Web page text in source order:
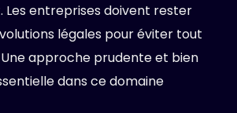
entreprises doivent rester
légales pour éviter tout
approche prudente et bien
dans ce domaine